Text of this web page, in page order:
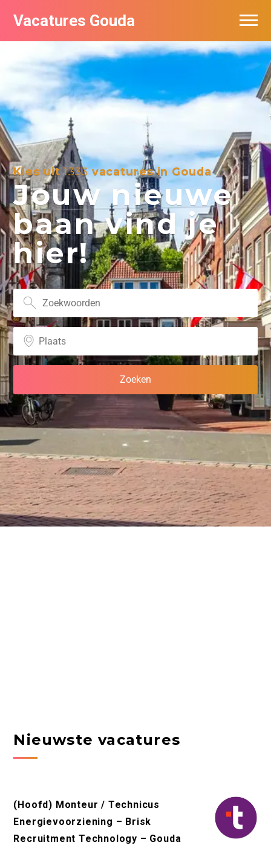
Vacatures Gouda
Kies uit1333vacatures in Gouda
Jouw nieuwe
baan vind je
hier!
Nieuwste vacatures
(Hoofd) Monteur / Technicus
Energievoorziening – Brisk
Recruitment Technology – Gouda
Vacatures per bedrijf in Gouda
De populairste vacatures in Gouda